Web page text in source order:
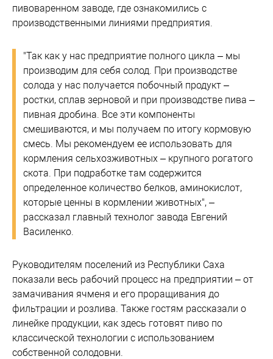
пивоваренном заводе, где ознакомились с
производственными линиями предприятия.
"Так как у нас предприятие полного цикла – мы
производим для себя солод. При производстве
солода у нас получается побочный продукт –
ростки, сплав зерновой и при производстве пива –
пивная дробина. Все эти компоненты
смешиваются, и мы получаем по итогу кормовую
смесь. Мы рекомендуем ее использовать для
кормления сельхозживотных – крупного рогатого
скота. При подработке там содержится
определенное количество белков, аминокислот,
которые ценны в кормлении животных", –
рассказал главный технолог завода Евгений
Василенко.
Руководителям поселений из Республики Саха
показали весь рабочий процесс на предприятии – от
замачивания ячменя и его проращивания до
фильтрации и розлива. Также гостям рассказали о
линейке продукции, как здесь готовят пиво по
классической технологии с использованием
собственной солодовни.